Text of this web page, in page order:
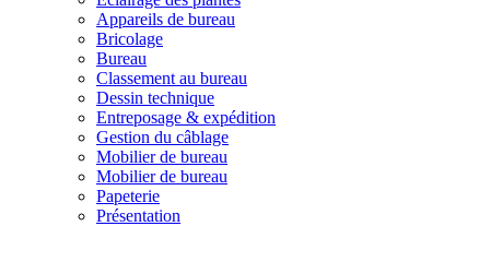
Appareils de bureau
Bricolage
Bureau
Classement au bureau
Dessin technique
Entreposage & expédition
Gestion du câblage
Mobilier de bureau
Mobilier de bureau
Papeterie
Présentation